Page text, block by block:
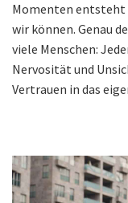
Momenten entsteht
wir können. Genau
viele Menschen:
Nervosität und
Vertrauen in das